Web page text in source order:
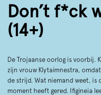
Don’t f*ck
(14+)
De Trojaanse oorlog is voorbij.
zijn vrouw Klytaimnestra,
de strijd. Wat niemand weet, is
moment heeft gered. Ifigineia